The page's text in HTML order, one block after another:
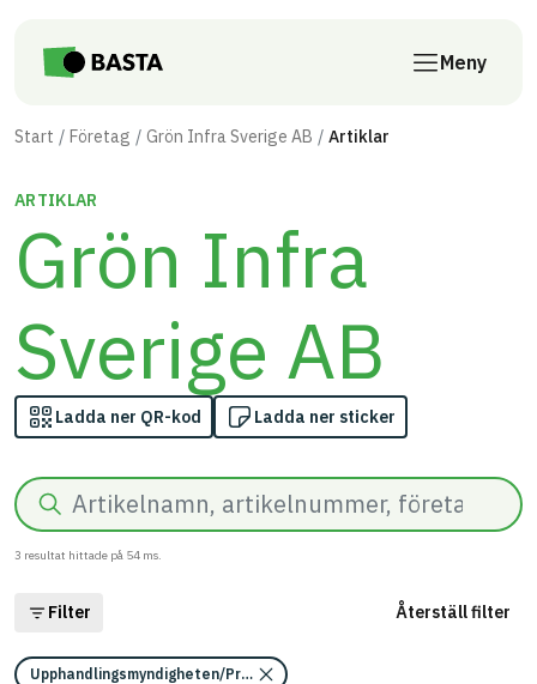
Meny
Start Företag Grön Infra Sverige AB Artiklar
ARTIKLAR
Grön Infra
Sverige AB
Ladda ner QR-kod Ladda ner sticker
Sök
3 resultat hittade på 54 ms.
Filter Återställ filter
Upphandlingsmyndigheten/Projektering för minskad